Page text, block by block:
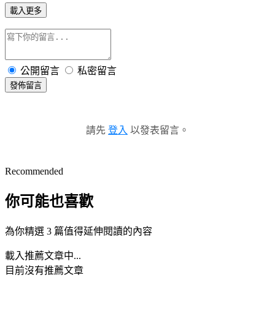
載入更多
公開留言 私密留言
發佈留言
請先 登入 以發表留言。
Recommended
你可能也喜歡
為你精選 3 篇值得延伸閱讀的內容
載入推薦文章中...
目前沒有推薦文章